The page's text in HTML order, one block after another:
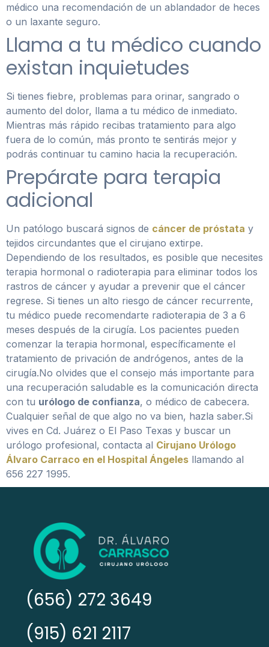
médico una recomendación de un ablandador de heces
o un laxante seguro.
Llama a tu médico cuando
existan inquietudes
Si tienes fiebre, problemas para orinar, sangrado o
aumento del dolor, llama a tu médico de inmediato.
Mientras más rápido recibas tratamiento para algo
fuera de lo común, más pronto te sentirás mejor y
podrás continuar tu camino hacia la recuperación.
Prepárate para terapia
adicional
Un patólogo buscará signos de cáncer de próstata y
tejidos circundantes que el cirujano extirpe.
Dependiendo de los resultados, es posible que necesites
terapia hormonal o radioterapia para eliminar todos los
rastros de cáncer y ayudar a prevenir que el cáncer
regrese. Si tienes un alto riesgo de cáncer recurrente,
tu médico puede recomendarte radioterapia de 3 a 6
meses después de la cirugía. Los pacientes pueden
comenzar la terapia hormonal, específicamente el
tratamiento de privación de andrógenos, antes de la
cirugía.No olvides que el consejo más importante para
una recuperación saludable es la comunicación directa
con tu urólogo de confianza, o médico de cabecera.
Cualquier señal de que algo no va bien, hazla saber.Si
vives en Cd. Juárez o El Paso Texas y buscar un
urólogo profesional, contacta al Cirujano Urólogo
Álvaro Carraco en el Hospital Ángeles llamando al
656 227 1995.
(656) 272 3649
(915) 621 2117